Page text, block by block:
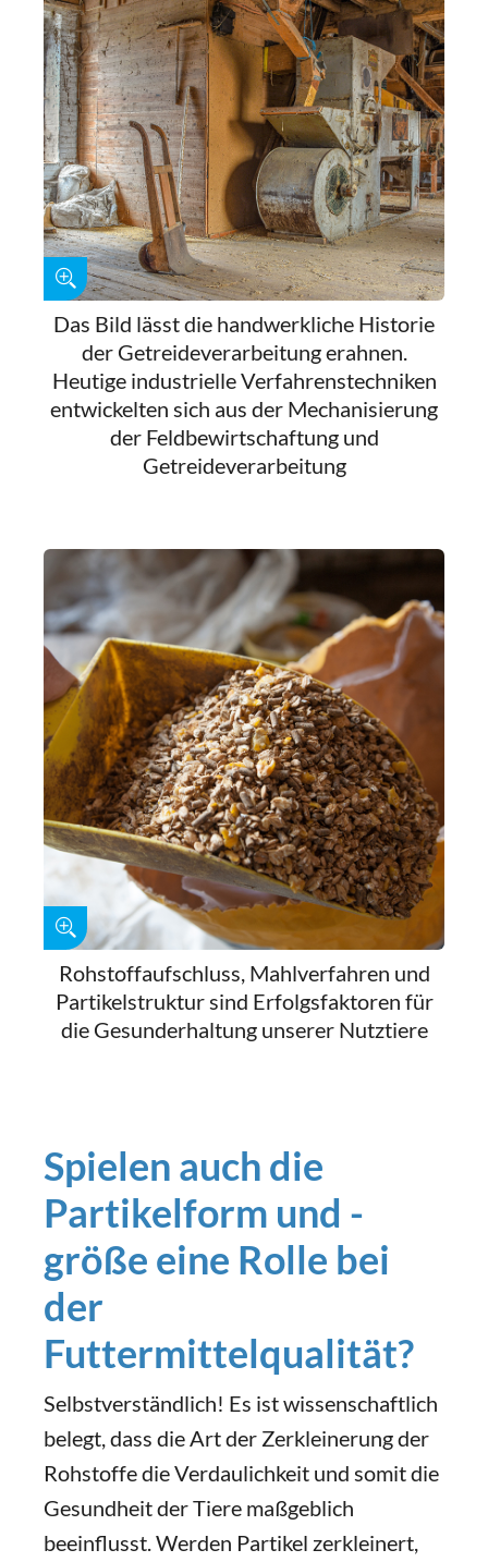
Das Bild lässt die handwerkliche Historie
der Getreideverarbeitung erahnen.
Heutige industrielle Verfahrenstechniken
entwickelten sich aus der Mechanisierung
der Feldbewirtschaftung und
Getreideverarbeitung
Rohstoffaufschluss, Mahlverfahren und
Partikelstruktur sind Erfolgsfaktoren für
die Gesunderhaltung unserer Nutztiere
Spielen auch die
Partikelform und -
größe eine Rolle bei
der
Futtermittelqualität?
Selbstverständlich! Es ist wissenschaftlich
belegt, dass die Art der Zerkleinerung der
Rohstoffe die Verdaulichkeit und somit die
Gesundheit der Tiere maßgeblich
beeinflusst. Werden Partikel zerkleinert,